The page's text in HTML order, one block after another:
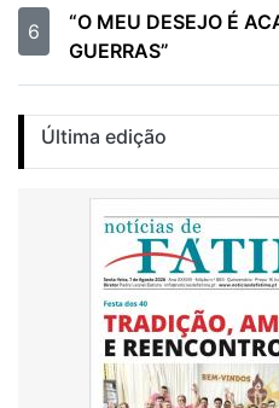
6
“O MEU DESEJO É
GUERRAS”
Última edição